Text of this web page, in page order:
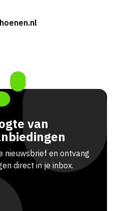
van
nieuwsbrief en ontvang
direct in je inbox.